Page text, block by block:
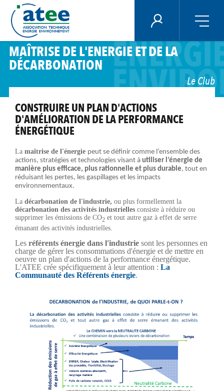
Aller
contenu
principal
ÉNERGIE PLUS
MAÎTRISE DE L'ENERGIE ET DE LA
DÉCARBONATION
Le Club
CONSTRUIRE UN PLAN D'ACTIONS
D'AMÉLIORATION DE LA PERFORMANCE
ÉNERGÉTIQUE
Lamaîtrise de l'énergie peut se définir comme l’ensemble des
actions, stratégies et technologies visant à utiliser l’énergie de
manière plus efficace, plus rationnelle et plus durable, tout en
réduisant les pertes, les gaspillages et les impacts
environnementaux.
Ladécarbonation de l'industrie, ou plus formellement la
décarbonation des activités industrielles consiste à réduire ou
supprimer les émissions de CO2et tout autre gaz à effet de serre
émanant des activités industrielles.
Les référents énergie dans l'industriesont les personnes en
charge de gérer les consommations d'énergie et de mettre en
oeuvre un plan d'actions de la performance énergétique.
L'ATEE crée spécifiquement à leur attention : La
Communauté des Référents énergie.
Panneau de gestion des cookies